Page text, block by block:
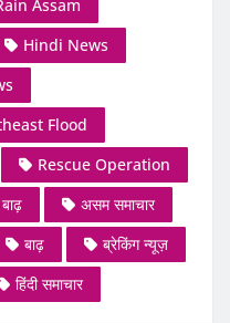
Assam
Hindi News
Flood
Rescue Operation
असम समाचार
बाढ़
ब्रेकिंग न्यूज़
हिंदी समाचार